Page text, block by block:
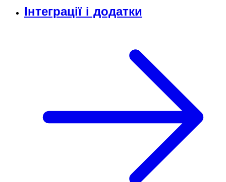
Інтеграції і додатки